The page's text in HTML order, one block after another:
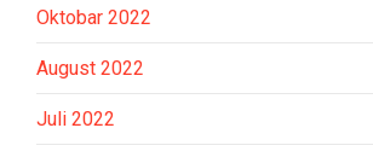
Oktobar 2022
August 2022
Juli 2022